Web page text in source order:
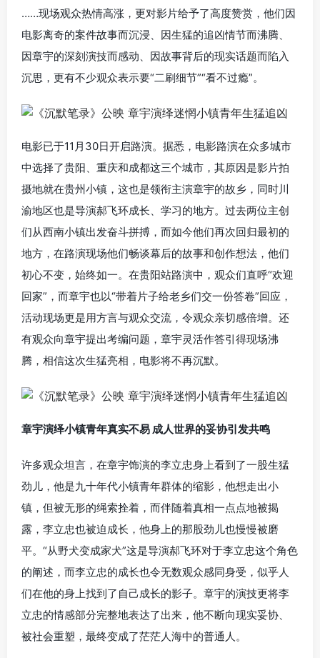
……现场观众热情高涨，更对影片给予了高度赞赏，他们因
电影离奇的案件故事而沉浸、因生猛的追凶情节而沸腾、
因章宇的深刻演技而感动、因故事背后的现实话题而陷入
沉思，更有不少观众表示要“二刷细节”“看不过瘾”。
电影已于11月30日开启路演。据悉，电影路演在众多城市
中选择了贵阳、重庆和成都这三个城市，其原因是影片拍
摄地就在贵州小镇，这也是领衔主演章宇的故乡，同时川
渝地区也是导演郝飞环成长、学习的地方。过去两位主创
们从西南小镇出发奋斗拼搏，而如今他们再次回归最初的
地方，在路演现场他们畅谈幕后的故事和创作想法，他们
初心不变，始终如一。在贵阳站路演中，观众们直呼“欢迎
回家”，而章宇也以“带着片子给老乡们交一份答卷”回应，
活动现场更是用方言与观众交流，令观众亲切感倍增。还
有观众向章宇提出考编问题，章宇灵活作答引得现场沸
腾，相信这次生猛亮相，电影将不再沉默。
章宇演绎小镇青年真实不易 成人世界的妥协引发共鸣
许多观众坦言，在章宇饰演的李立忠身上看到了一股生猛
劲儿，他是九十年代小镇青年群体的缩影，他想走出小
镇，但被无形的绳索拴着，而伴随着真相一点点地被揭
露，李立忠也被迫成长，他身上的那股劲儿也慢慢被磨
平。“从野犬变成家犬”这是导演郝飞环对于李立忠这个角色
的阐述，而李立忠的成长也令无数观众感同身受，似乎人
们在他的身上找到了自己成长的影子。章宇的演技更将李
立忠的情感部分完整地表达了出来，他不断向现实妥协、
被社会重塑，最终变成了茫茫人海中的普通人。